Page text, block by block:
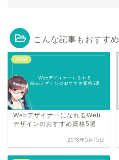
こんな記事もおすすめ
未経験
WebデザイナーになれるWeb
デザインのおすすめ資格5選
2018年5月15日